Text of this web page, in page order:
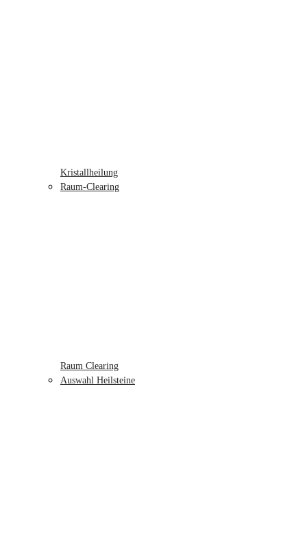
Kristallheilung
Raum-Clearing
Raum Clearing
Auswahl Heilsteine